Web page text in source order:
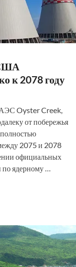
к 2078 году
Oyster Creek,
от побережья
2075 и 2078
официальных
ядерному …